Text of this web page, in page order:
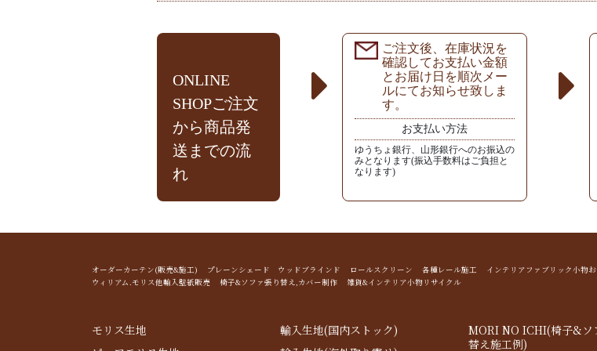
ONLINE
SHOPご注文
から商品発
送までの流
れ
ご注文後、在庫状況を
確認してお支払い金額
とお届け日を順次メー
ルにてお知らせ致しま
す。
お支払い方法
ゆうちょ銀行、山形銀行へのお振込の
みとなります(振込手数料はご負担と
なります)
オーダーカーテン(販売&施工) プレーンシェード ウッドブラインド ロールスクリーン 各種レール施工 インテリアファブリック小物
ウィリアム.モリス他輸入壁紙販売 椅子&ソファ張り替え,カバー制作 雑貨&インテリア小物リサイクル
モリス生地
輸入生地(国内ストック)
MORI NO ICHI(椅子&ソ
替え施工例)